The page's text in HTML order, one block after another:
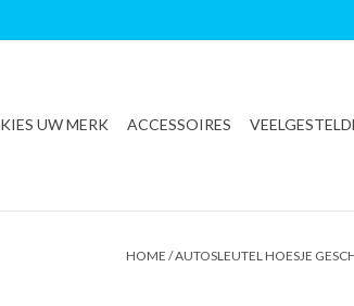
KIES UW MERK ACCESSOIRES
HOME /AUTOSLEUTEL HOESJE